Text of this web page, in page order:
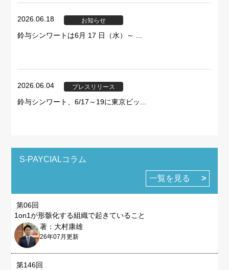
2026.06.18 お知らせ
鈴与シンワートは6月 17 日（水）～ ...
2026.06.04 プレスリリース
鈴与シンワート、6/17～19に東京ビッ...
S-PAYCIALコラム
一覧を見る
第06回
1on1が形骸化する組織で起きていること
著：大村康雄
26年07月更新
第146回